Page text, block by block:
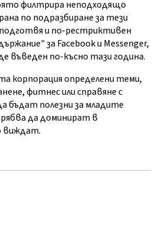
филтрира неподходящо
по подразбиране за тези
и по-рестриктивен
за Facebook и Messenger,
въведен по-късно тази година.
корпорация определени теми,
фитнес или справяне с
полезни за младите
да доминират в
виждат.